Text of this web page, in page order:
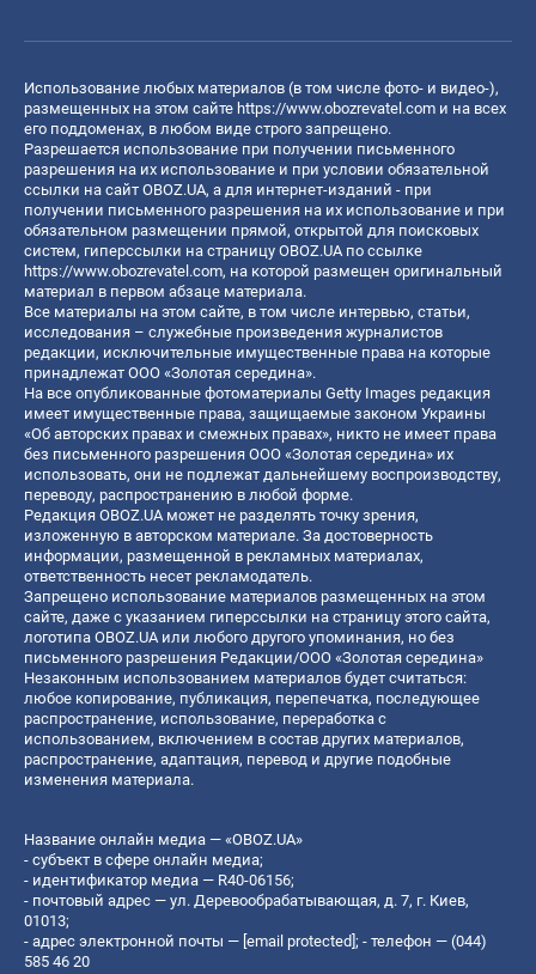
Использование любых материалов (в том числе фото- и видео-),
размещенных на этом сайте https://www.obozrevatel.com и на всех
его поддоменах, в любом виде строго запрещено.
Разрешается использование при получении письменного
разрешения на их использование и при условии обязательной
ссылки на сайт OBOZ.UA, а для интернет-изданий - при
получении письменного разрешения на их использование и при
обязательном размещении прямой, открытой для поисковых
систем, гиперссылки на страницу OBOZ.UA по ссылке
https://www.obozrevatel.com, на которой размещен оригинальный
материал в первом абзаце материала.
Все материалы на этом сайте, в том числе интервью, статьи,
исследования – служебные произведения журналистов
редакции, исключительные имущественные права на которые
принадлежат ООО «Золотая середина».
На все опубликованные фотоматериалы Getty Images редакция
имеет имущественные права, защищаемые законом Украины
«Об авторских правах и смежных правах», никто не имеет права
без письменного разрешения ООО «Золотая середина» их
использовать, они не подлежат дальнейшему воспроизводству,
переводу, распространению в любой форме.
Редакция OBOZ.UA может не разделять точку зрения,
изложенную в авторском материале. За достоверность
информации, размещенной в рекламных материалах,
ответственность несет рекламодатель.
Запрещено использование материалов размещенных на этом
сайте, даже с указанием гиперссылки на страницу этого сайта,
логотипа OBOZ.UA или любого другого упоминания, но без
письменного разрешения Редакции/ООО «Золотая середина»
Незаконным использованием материалов будет считаться:
любое копирование, публикация, перепечатка, последующее
распространение, использование, переработка с
использованием, включением в состав других материалов,
распространение, адаптация, перевод и другие подобные
изменения материала.
Название онлайн медиа — «OBOZ.UA»
- субъект в сфере онлайн медиа;
- идентификатор медиа — R40-06156;
- почтовый адрес — ул. Деревообрабатывающая, д. 7, г. Киев,
01013;
- адрес электронной почты — [email protected]; - телефон — (044)
585 46 20